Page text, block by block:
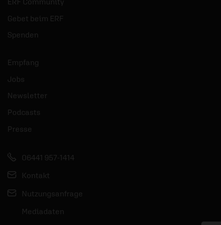
Gebet beim ERF
Spenden
Empfang
Jobs
Newsletter
Podcasts
Presse
06441 957-1414
Kontakt
Nutzungsanfrage
Mediadaten